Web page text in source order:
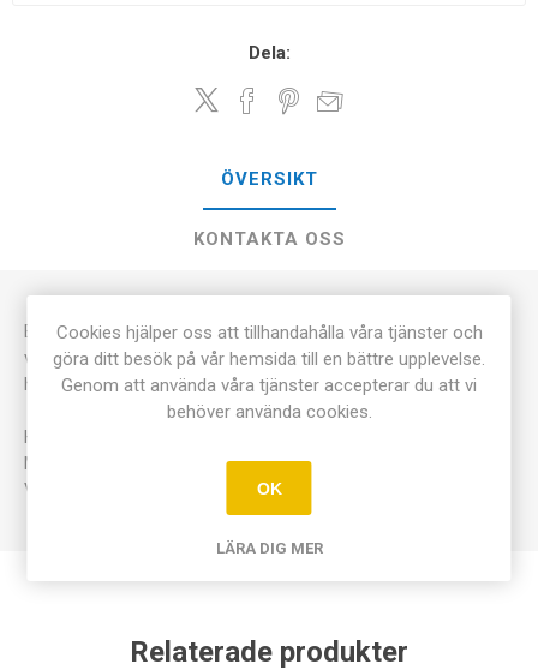
Dela:
ÖVERSIKT
KONTAKTA OSS
Ett mycket prisvärt fältstativ med 3-delade ben. Passar alla
våra tubkikare. Levereras komplett med
huvud, snabbmonteringsplatta och väska.
Höjd: 57-156cm.
Max belastning: 4kg.
Vikt: 1,45kg.
Relaterade produkter
Cookies hjälper oss att tillhandahålla våra tjänster och
göra ditt besök på vår hemsida till en bättre upplevelse.
Genom att använda våra tjänster accepterar du att vi
behöver använda cookies.
OK
LÄRA DIG MER